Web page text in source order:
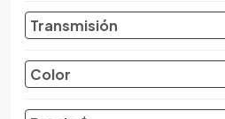
Dacia
Daewoo
Daf
Daihatsu
Datsun
Transmisión
Color